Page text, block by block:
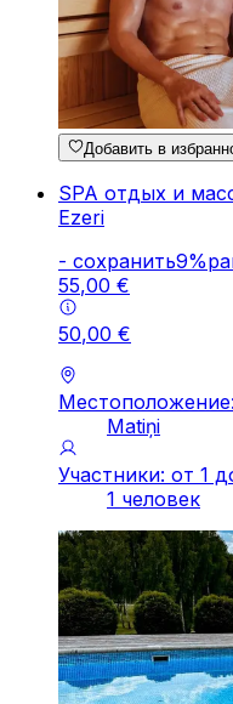
Добавить в
SPA отдых и
Ezeri
- cохранить9%
55,00 €
50,00 €
Matiņi
Участники: от 1
1 человек